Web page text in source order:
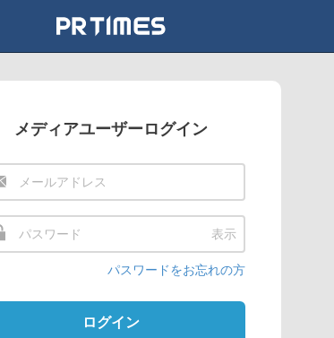
メディアユーザーログイン
表示
パスワードをお忘れの方
ログイン